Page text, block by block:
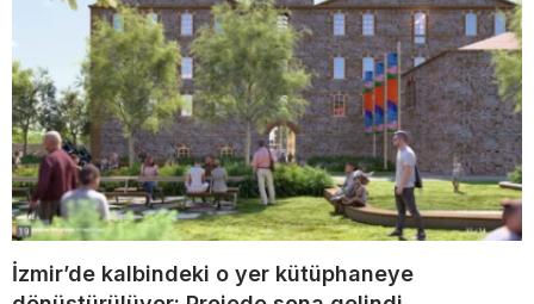
İzmir’de kalbindeki o yer kütüphaneye